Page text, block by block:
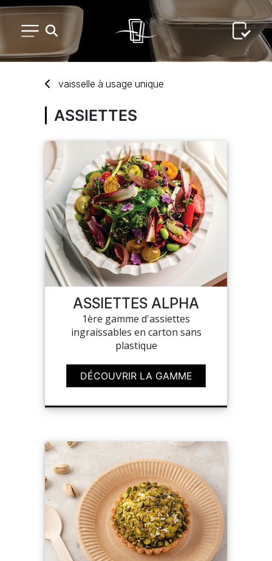
ARTS DE LA TABLE
USAGE UNIQUE
DISTRIBUTION DE REPAS
ARTS DE LA TABLE LUXE
MARQUES
NOUVEAUTÉS
MON COMPTE
MES LISTES
CHEF'S LIST
CONFIGURER LES
PRODUITS
MES
vaisselle à usage unique
ASSIETTES
ASSIETTES ALPHA
1ère gamme d'assiettes
ingraissables en carton sans
plastique
DÉCOUVRIR LA GAMME